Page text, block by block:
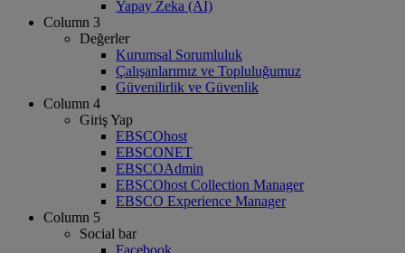
Yapay Zeka (AI)
Column 3
Değerler
Kurumsal Sorumluluk
Çalışanlarımız ve Topluluğumuz
Güvenilirlik ve Güvenlik
Column 4
Giriş Yap
EBSCOhost
EBSCONET
EBSCOAdmin
EBSCOhost Collection Manager
EBSCO Experience Manager
Column 5
Social bar
Facebook